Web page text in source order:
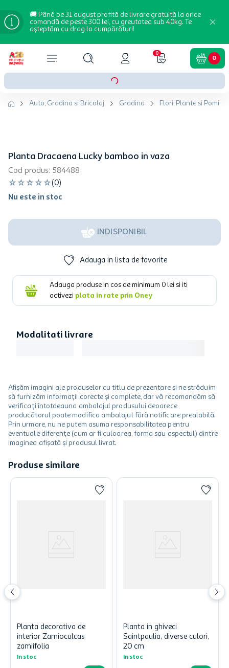
🚚 Până pe 31 august profită de livrare gratuită la orice
comandă de peste 300 lei, cu greutatea sub 40kg. Te
așteptăm cu drag la cumpărături!
0
0
Auto, Gradina si Bricolaj Gradina Flori, Plante si Pomi
Planta Dracaena Lucky bamboo in vaza
Cod produs: 584488
☆ ☆ ☆ ☆ ☆(0)
Nu este in stoc
INDISPONIBIL
Adauga in lista de favorite
Adauga produse in cos de minimum 0 lei si iti
activezi plata in rate prin Oney
Modalitati livrare
Afișăm imagini ale produselor cu titlu de prezentare și ne străduim
să furnizăm informații corecte și complete, dar vă recomandăm să
verificați întotdeauna ambalajul produsului deoarece
producătorul poate modifica ambalajul fără notificare prealabilă.
Prin urmare, nu ne putem asuma responsabilitatea pentru
eventuale diferențe (cum ar fi culoarea, forma sau aspectul) dintre
imaginea afișată și produsul livrat.
Produse similare
Planta decorativa de
interior Zamioculcas
zamiifolia
In stoc
Planta in ghiveci
Saintpaulia, diverse culori,
20 cm
In stoc